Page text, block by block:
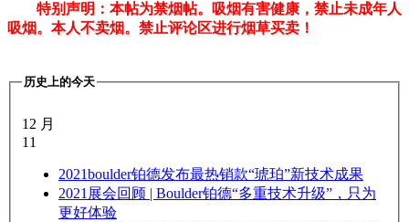
特别声明：本帖为禁烟帖。吸烟有害健康，禁止未成年人
吸烟。本人不卖烟。禁止评论区进行烟草买卖！
历史上的今天
12 月
11
2021boulder铂德发布最热销款“琥珀”新技术成果
2021 展会回顾 | Boulder铂德“多重技术升级”，只为
更好体验